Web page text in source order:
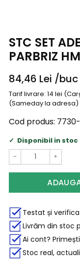
STC SET
PARBRIZ
84,46 Lei /buc
Tarif livrare: 14 lei
(Sameday la adresa)
Cod produs:
Disponibil in stoc
− +
Testat și
Livrăm din stoc
Ai cont?
Stoc real,